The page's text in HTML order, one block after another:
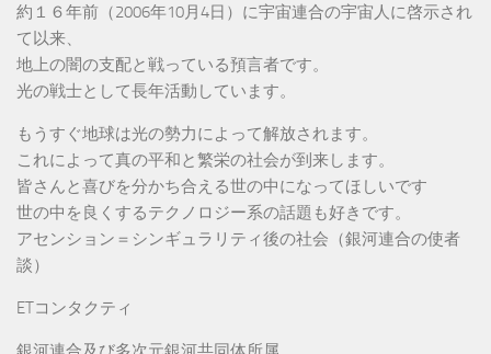
約１６年前（2006年10月4日）に宇宙連合の宇宙人に啓示され
て以来、
地上の闇の支配と戦っている預言者です。
光の戦士として長年活動しています。
もうすぐ地球は光の勢力によって解放されます。
これによって真の平和と繁栄の社会が到来します。
皆さんと喜びを分かち合える世の中になってほしいです
世の中を良くするテクノロジー系の話題も好きです。
アセンション＝シンギュラリティ後の社会（銀河連合の使者
談）
ETコンタクティ